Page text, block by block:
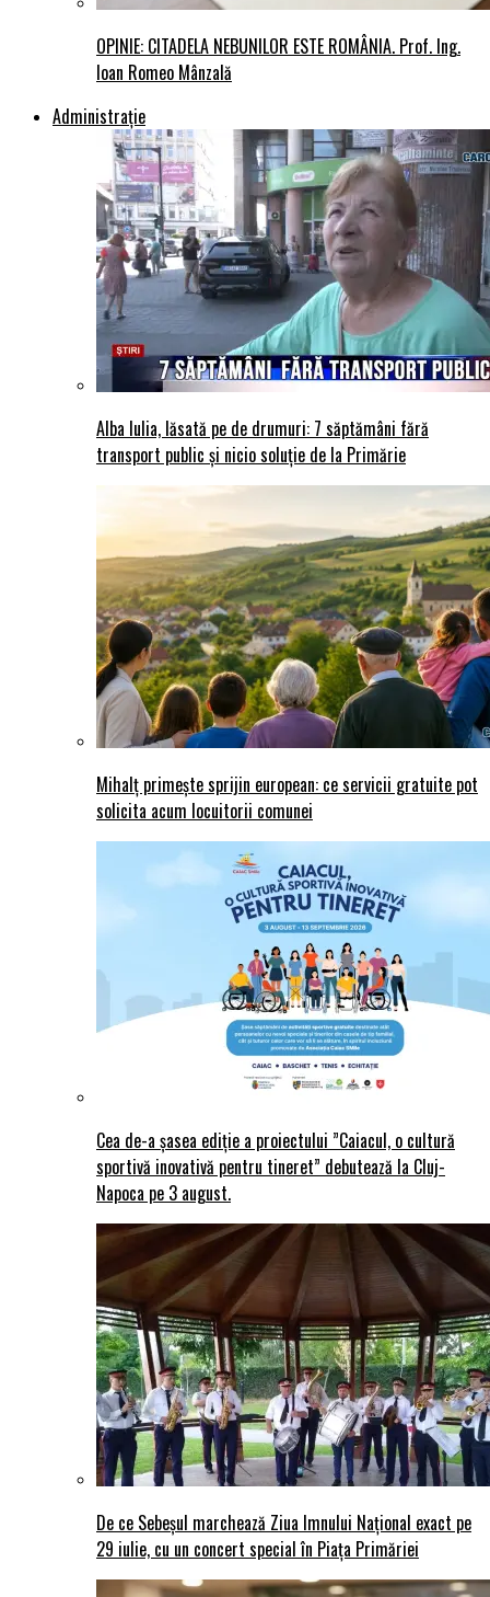
OPINIE: CITADELA NEBUNILOR ESTE ROMÂNIA. Prof. Ing.
Ioan Romeo Mânzală
Administraţie
Alba Iulia, lăsată pe de drumuri: 7 săptămâni fără
transport public și nicio soluție de la Primărie
Mihalț primește sprijin european: ce servicii gratuite pot
solicita acum locuitorii comunei
Cea de-a șasea ediție a proiectului ”Caiacul, o cultură
sportivă inovativă pentru tineret” debutează la Cluj-
Napoca pe 3 august.
De ce Sebeșul marchează Ziua Imnului Național exact pe
29 iulie, cu un concert special în Piața Primăriei